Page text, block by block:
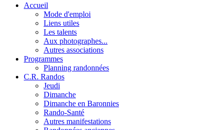
Accueil
Mode d'emploi
Liens utiles
Les talents
Aux photographes...
Autres associations
Programmes
Planning randonnées
C.R. Randos
Jeudi
Dimanche
Dimanche en Baronnies
Rando-Santé
Autres manifestations